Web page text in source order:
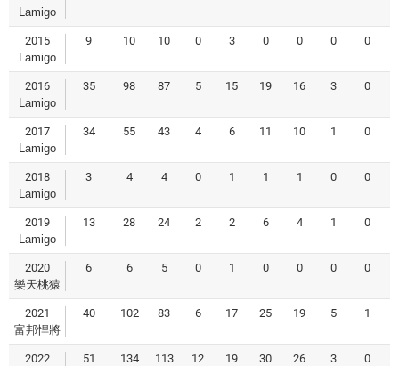
Lamigo
2015
Lamigo
9 10 10 0 3 0 0 0 0
2016
Lamigo
35 98 87 5 15 19 16 3 0
2017
Lamigo
34 55 43 4 6 11 10 1 0
2018
Lamigo
3 4 4 0 1 1 1 0 0
2019
Lamigo
13 28 24 2 2 6 4 1 0
2020
樂天桃猿
6 6 5 0 1 0 0 0 0
2021
富邦悍將
40 102 83 6 17 25 19 5 1
2022
51 134 113 12 19 30 26 3 0